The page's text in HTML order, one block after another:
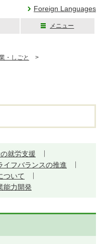
Foreign Languages
メニュー
・しごと
>
就労支援
イフバランスの推進
ついて
能力開発